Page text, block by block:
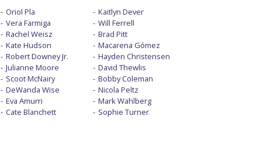
Oriol Pla
Vera Farmiga
Rachel Weisz
Kate Hudson
Robert Downey Jr.
Julianne Moore
Scoot McNairy
DeWanda Wise
Eva Amurri
Cate Blanchett
Kaitlyn Dever
Will Ferrell
Brad Pitt
Macarena Gómez
Hayden Christensen
David Thewlis
Bobby Coleman
Nicola Peltz
Mark Wahlberg
Sophie Turner